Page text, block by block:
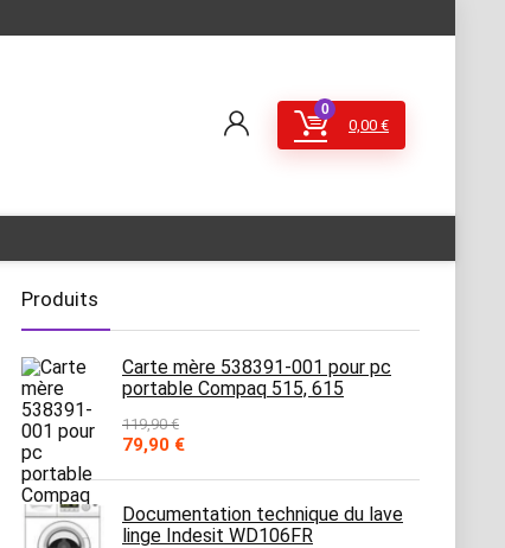
0
0,00 €
Produits
Carte mère 538391-001 pour pc
portable Compaq 515, 615
119,90€
Le
initial
était :
119,90 €.
79,90 €Le
actuel
est :
79,90 €.
Documentation technique du lave
linge Indesit WD106FR